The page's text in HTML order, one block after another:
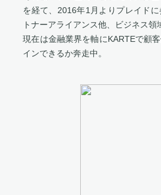
を経て、2016年1月よりプレイド
トナーアライアンス他、ビジネス領
現在は金融業界を軸にKARTEで顧
インできるか奔走中。